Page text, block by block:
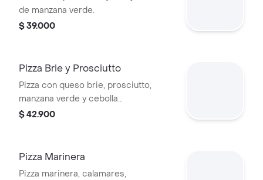
de manzana verde.
$ 39.000
Pizza Brie y Prosciutto
Pizza con queso brie, prosciutto,
manzana verde y cebolla
caramelizada.
$ 42.900
Pizza Marinera
Pizza marinera, calamares,